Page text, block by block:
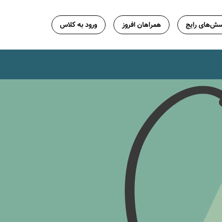
رایج همراهان افروز ورود به کلاس